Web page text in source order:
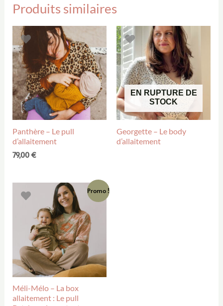
Produits similaires
Panthère – Le pull
d’allaitement
79,00 €
EN RUPTURE DE
STOCK
Georgette – Le body
d’allaitement
Promo !
Méli-Mélo – La box
allaitement : Le pull